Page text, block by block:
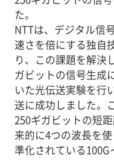
た。
NTTは、デジタル信
速さを倍にする独自
り、この課題を解決
ガビットの信号生成
いた光伝送実験を行
送に成功しました。
250ギガビットの短
来的に4つの波長を
準化されている